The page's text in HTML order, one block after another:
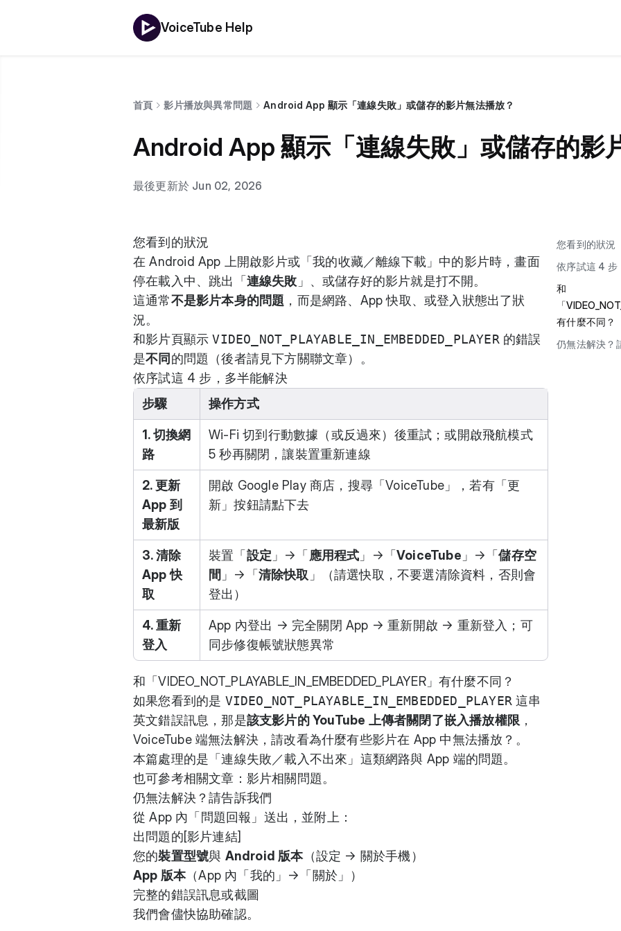
VoiceTube Help
首頁 影片播放與異常問題 Android App 顯示「連線失敗」或儲存的影片無法播放？
Android App 顯示「連線失敗」或儲存的影
最後更新於 Jun 02, 2026
您看到的狀況
在 Android App 上開啟影片或「我的收藏／離線下載」中的影片時，畫面
停在載入中、跳出「 連線失敗 」、或儲存好的影片就是打不開。
這通常不是影片本身的問題 ，而是網路、App 快取、或登入狀態出了狀
況。
和影片頁顯示VIDEO_NOT_PLAYABLE_IN_EMBEDDED_PLAYER 的錯誤
是不同 的問題（後者請見下方關聯文章）。
依序試這 4 步，多半能解決
步驟
操作方式
1. 切換網
路
Wi-Fi 切到行動數據（或反過來）後重試；或開啟飛航模式
5 秒再關閉，讓裝置重新連線
2. 更新
App 到
最新版
開啟 Google Play 商店 ，搜尋「VoiceTube」，若有「更
新」按鈕請點下去
3. 清除
App 快
取
裝置「 設定 」→「 應用程式 」→「VoiceTube 」→「儲存空
間 」→「 清除快取 」（請選快取，不要選清除資料，否則會
登出）
4. 重新
登入
App 內登出 → 完全關閉 App → 重新開啟 → 重新登入；可
同步修復帳號狀態異常
和「VIDEO_NOT_PLAYABLE_IN_EMBEDDED_PLAYER」有什麼不同？
如果您看到的是 VIDEO_NOT_PLAYABLE_IN_EMBEDDED_PLAYER 這串
英文錯誤訊息，那是該支影片的 YouTube 上傳者關閉了嵌入播放權限 ，
VoiceTube 端無法解決，請改看為什麼有些影片在 App 中無法播放？ 。
本篇處理的是「連線失敗／載入不出來」這類網路與 App 端的問題。
也可參考相關文章： 影片相關問題。
仍無法解決？請告訴我們
從 App 內「問題回報」送出，並附上：
出問題的[影片連結]
您的裝置型號與 Android 版本（設定 → 關於手機）
App 版本（App 內「我的」→「關於」）
完整的錯誤訊息或截圖
我們會儘快協助確認。
您看到的狀況
依序試這 4 步
和
「
有什麼不同？
仍無法解決？